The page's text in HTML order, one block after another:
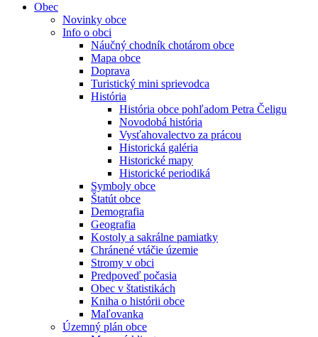
Obec
Novinky obce
Info o obci
Náučný chodník chotárom obce
Mapa obce
Doprava
Turistický mini sprievodca
História
História obce pohľadom Petra Čeligu
Novodobá história
Vysťahovalectvo za prácou
Historická galéria
Historické mapy
Historické periodiká
Symboly obce
Štatút obce
Demografia
Geografia
Kostoly a sakrálne pamiatky
Chránené vtáčie územie
Stromy v obci
Predpoveď počasia
Obec v štatistikách
Kniha o histórii obce
Maľovanka
Územný plán obce